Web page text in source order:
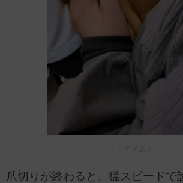
「ママぁ」
爪切りが終わると、猛スピードで